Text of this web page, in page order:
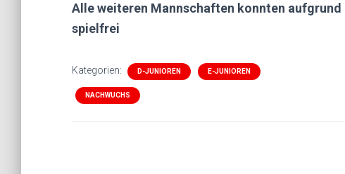
Alle weiteren Mannschaften konnten
spielfrei
Kategorien: D-JUNIOREN E-JUNIOREN
NACHWUCHS